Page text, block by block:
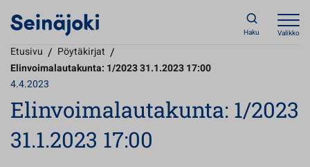
Haku Valikko
Etusivu / Pöytäkirjat /
Elinvoimalautakunta: 1/2023 31.1.2023 17:00
4.4.2023
Elinvoimalautakunta: 1/2023
31.1.2023 17:00